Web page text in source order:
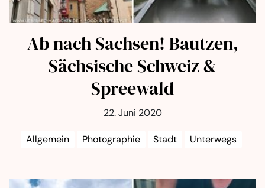
Ab nach Sachsen! Bautzen,
Sächsische Schweiz &
Spreewald
22. Juni 2020
Allgemein Photographie Stadt Unterwegs